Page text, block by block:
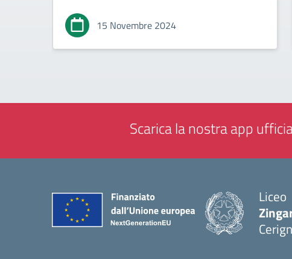
15 Novembre 2024
Scarica la nostra app
Liceo